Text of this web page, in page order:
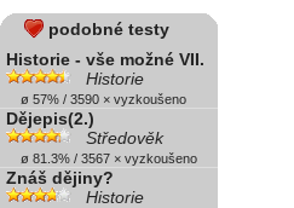
podobné testy
Historie - vše možné VII.
Historie
ø 57% / 3590 × vyzkoušeno
Dějepis(2.)
Středověk
ø 81.3% / 3567 × vyzkoušeno
Znáš dějiny?
Historie